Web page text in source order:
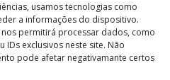
usamos tecnologias como
a informações do dispositivo.
permitirá processar dados, como
exclusivos neste site. Não
pode afetar negativamante certos